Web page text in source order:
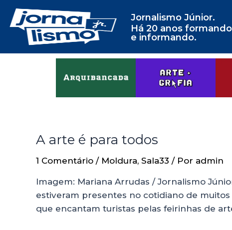
Jornalismo Júnior.
Há 20 anos formando
e informando.
A arte é para todos
1 Comentário / Moldura, Sala33 / Por admin
Imagem: Mariana Arrudas / Jornalismo
estiveram presentes no cotidiano de muitos
que encantam turistas pelas feirinhas de